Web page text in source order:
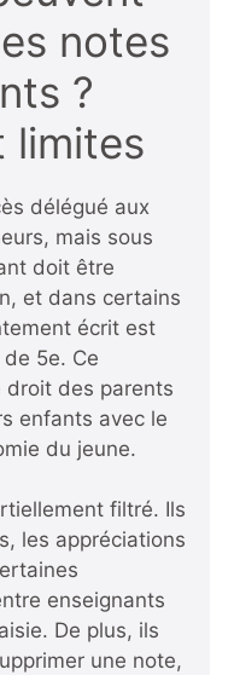
notes
?
limites
délégué aux
mais sous
doit être
et dans certains
écrit est
5e. Ce
droit des parents
enfants avec le
du jeune.
filtré. Ils
les appréciations
enseignants
De plus, ils
une note,